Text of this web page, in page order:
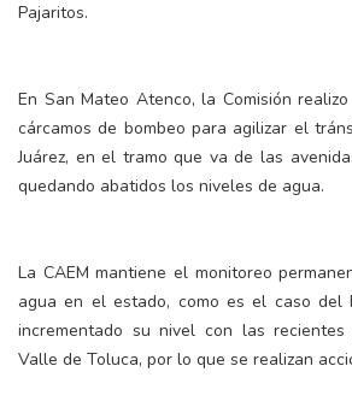
Pajaritos.
En San Mateo Atenco, la Comisión
cárcamos de bombeo para agilizar el
Juárez, en el tramo que va de las
quedando abatidos los niveles de agua.
La CAEM mantiene el monitoreo
agua en el estado, como es el caso del
incrementado su nivel con las
Valle de Toluca, por lo que se realizan